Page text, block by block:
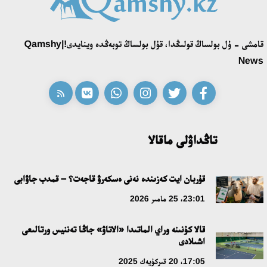
قازاق تىلىندەگى «قۇت» كونسەپتىسىنىڭ لينگۆومادەني سيپاتى
ابايدىڭ ادام تاربيەسى تۋرالى كوزقاراستارىنىڭ وزەكتىلىگى
مە؟
18:16، 20 شىلدە 2026
ۇلتتىق ءارحيۆتىڭ اشىلعانىنا 20 جىل: نەگىزگى جەتىستىكتەرى مەن
دامۋ باعىتى
قامشى - ۇل بولساڭ قولىڭدا، قۇل بولساڭ توبەڭدە وينايدى!|Qamshy
News
تاڭداۋلى ماقالا
قۇربان ايت كەزىندە نەنى ەسكەرۋ قاجەت؟ – قمدب جاۋابى
23:01، 25 مامىر 2026
قالا كۇنىنە وراي الماتىدا «الاتاۋ» جاڭا تەننيس ورتالىعى
اشىلادى
17:05، 20 قىركۇيەك 2025